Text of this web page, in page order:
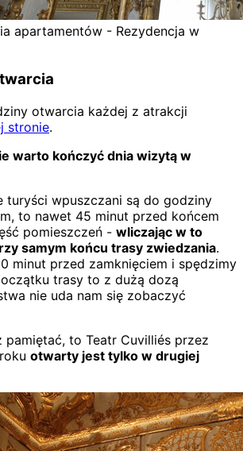
apartamentów - Rezydencja w
otwarcia każdej z atrakcji
stronie.
warto kończyć dnia wizytą w
turyści wpuszczani są do godziny
to nawet 45 minut przed końcem
pomieszczeń - wliczając w to
samym końcu trasy zwiedzania.
minut przed zamknięciem i spędzimy
trasy to z dużą dozą
nie uda nam się zobaczyć
to Teatr Cuvilliés przez
otwarty jest tylko w drugiej